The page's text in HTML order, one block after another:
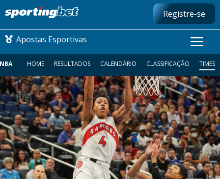
Registre-se
Apostas Esportivas
CONMEBOL LIBERTADORES
FUTEBOL NACIONAL
FUTEBOL INTERNACIONAL
COMO APOSTAR
NBA HOME RESULTADOS CALENDÁRIO CLASSIFICAÇÃO TIMES